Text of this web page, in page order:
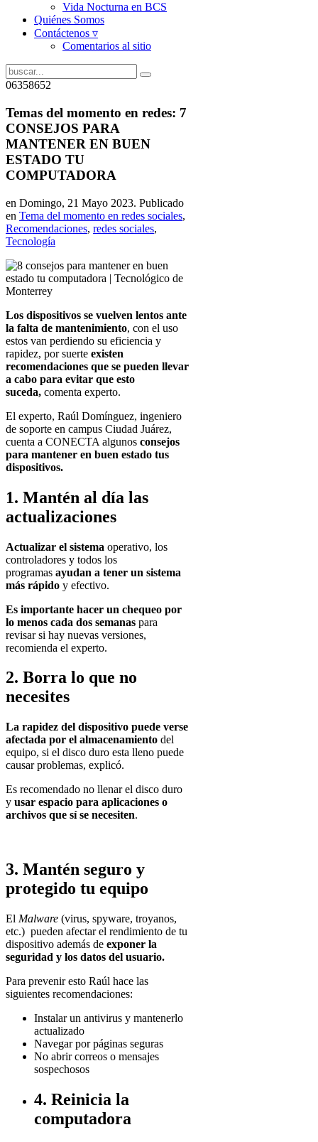
Vida Nocturna en BCS
Quiénes Somos
Contáctenos ▿
Comentarios al sitio
06358652
Temas del momento en redes: 7
CONSEJOS PARA
MANTENER EN BUEN
ESTADO TU
COMPUTADORA
en Domingo, 21 Mayo 2023. Publicado
en Tema del momento en redes sociales,
Recomendaciones, redes sociales,
Tecnología
Los dispositivos se vuelven lentos ante
la falta de mantenimiento, con el uso
estos van perdiendo su eficiencia y
rapidez, por suerte existen
recomendaciones que se pueden llevar
a cabo para evitar que esto
suceda, comenta experto.
El experto, Raúl Domínguez, ingeniero
de soporte en campus Ciudad Juárez,
cuenta a CONECTA algunos consejos
para mantener en buen estado tus
dispositivos.
1. Mantén al día las
actualizaciones
Actualizar el sistema operativo, los
controladores y todos los
programas ayudan a tener un sistema
más rápido y efectivo.
Es importante hacer un chequeo por
lo menos cada dos semanas para
revisar si hay nuevas versiones,
recomienda el experto.
2. Borra lo que no
necesites
La rapidez del dispositivo puede verse
afectada por el almacenamiento del
equipo, si el disco duro esta lleno puede
causar problemas, explicó.
Es recomendado no llenar el disco duro
y usar espacio para aplicaciones o
archivos que sí se necesiten.
3. Mantén seguro y
protegido tu equipo
El Malware (virus, spyware, troyanos,
etc.) pueden afectar el rendimiento de tu
dispositivo además de exponer la
seguridad y los datos del usuario.
Para prevenir esto Raúl hace las
siguientes recomendaciones:
Instalar un antivirus y mantenerlo
actualizado
Navegar por páginas seguras
No abrir correos o mensajes
sospechosos
4. Reinicia la
computadora